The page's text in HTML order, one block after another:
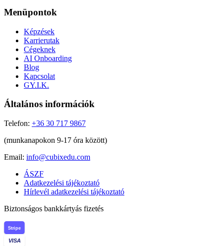
Menüpontok
Képzések
Karrierutak
Cégeknek
AI Onboarding
Blog
Kapcsolat
GY.I.K.
Általános információk
Telefon: +36 30 717 9867
(munkanapokon 9-17 óra között)
Email: info@cubixedu.com
ÁSZF
Adatkezelési tájékoztató
Hírlevél adatkezelési tájékoztató
Biztonságos bankkártyás fizetés
Stripe
VISA